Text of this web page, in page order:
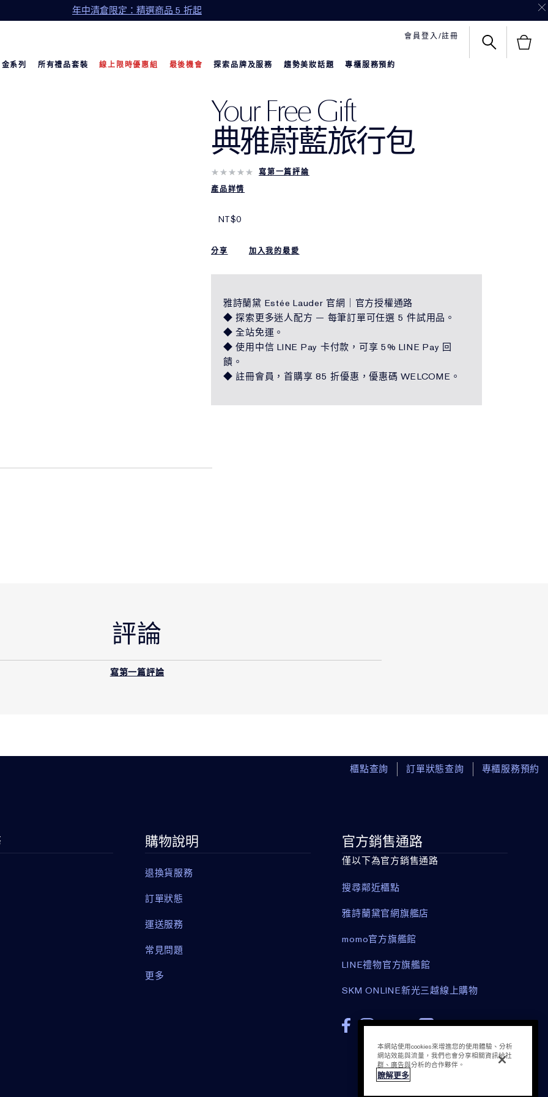
年中清倉限定：精選商品 5 折起
會員登入/註冊
系列 所有禮品套裝 線上限時優惠組 最後機會 探索品牌及服務 趨勢美妝話題 專櫃服務預約
典雅蔚藍旅行包
Your Free Gift
典雅蔚藍旅行包
寫第一篇評論
產品詳情
NT$0
分享 加入我的最愛
雅詩蘭黛 Estée Lauder 官網｜官方授權通路
◆ 探索更多迷人配方 — 每筆訂單可任選 5 件試用品。
◆ 全站免運。
◆ 使用中信 LINE Pay 卡付款，可享 5% LINE Pay 回
饋。
◆ 註冊會員，首購享 85 折優惠，優惠碼 WELCOME。
評論
寫第一篇評論
櫃點查詢 訂單狀態查詢 專櫃服務預約
購物說明
退換貨服務
訂單狀態
運送服務
常見問題
更多
官方銷售通路
僅以下為官方銷售通路
搜尋鄰近櫃點
雅詩蘭黛官網旗艦店
momo官方旗艦館
LINE禮物官方旗艦館
SKM ONLINE新光三越線上購物
本網站使用cookies來增進您的使用體驗、分析
網站效能與流量，我們也會分享相關資訊給社
群、廣告與分析的合作夥伴。
瞭解更多